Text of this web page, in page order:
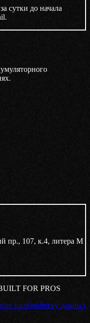
сутки до начала
пр., 107, к.4, литера М
FOR PROS
на обработку данных